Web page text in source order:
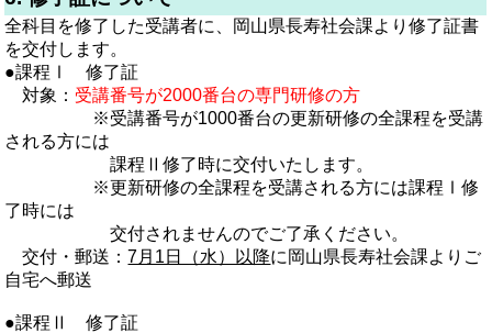
全科目を修了した受講者に、岡山県長寿社会課より修了証書
を交付します。
●課程Ⅰ 修了証
対象： 受講番号が2000番台の専門研修の方
※受講番号が1000番台の更新研修の全課程を受講
される方には
課程Ⅱ修了時に交付いたします。
※更新研修の全課程を受講される方には課程Ⅰ修
了時には
交付されませんのでご了承ください。
交付・郵送：7月1日（水）以降に 岡山県長寿社会課よりご
自宅へ郵送
●課程Ⅱ 修了証